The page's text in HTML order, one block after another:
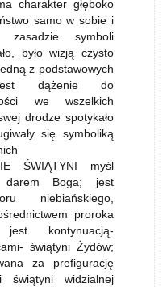
charakter głęboko
samo w sobie i
symboli
było wizją czysto
z podstawowych
dążenie do
we wszelkich
drodze spotykało
się symboliką
ŚWIĄTYNI myśl
darem Boga; jest
niebiańskiego,
proroka
jest kontynuacją-
świątyni Żydów;
za prefigurację
świątyni widzialnej